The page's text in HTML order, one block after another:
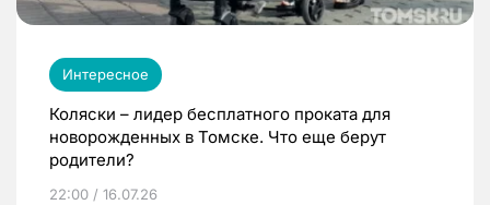
Интересное
Коляски – лидер бесплатного проката для
новорожденных в Томске. Что еще берут
родители?
22:00 / 16.07.26